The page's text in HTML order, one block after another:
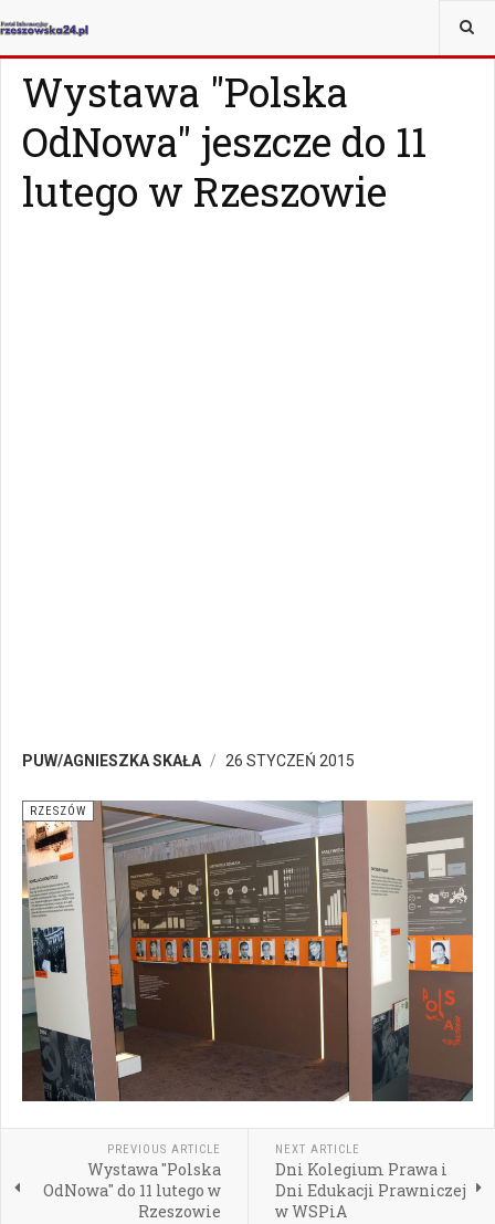
JESTEŚ TUTAJ:
Wystawa "Polska
OdNowa" jeszcze do 11
lutego w Rzeszowie
PUW/AGNIESZKA SKAŁA 26 STYCZEŃ 2015
RZESZÓW
PREVIOUS ARTICLE
Wystawa "Polska
OdNowa" do 11 lutego w
Rzeszowie
NEXT ARTICLE
Dni Kolegium Prawa i
Dni Edukacji Prawniczej
w WSPiA